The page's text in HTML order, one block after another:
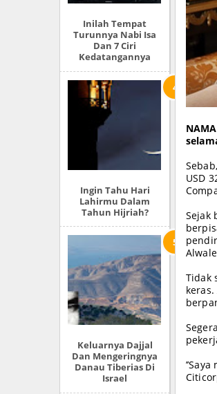
Inilah Tempat
Turunnya Nabi Isa
Dan 7 Ciri
Kedatangannya
Ingin Tahu Hari
Lahirmu Dalam
Tahun Hijriah?
Keluarnya Dajjal
Dan Mengeringnya
Danau Tiberias Di
Israel
USD
Sejak
Tidak